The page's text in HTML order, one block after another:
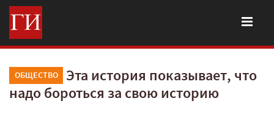
ОБЩЕСТВО
Эта история показывает, что
надо бороться за свою историю